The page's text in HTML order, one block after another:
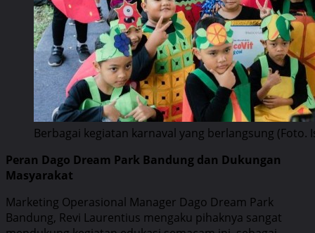
Berbagai kegiatan karnaval yang berlangsung (Foto.
Peran Dago Dream Park Bandung dan Dukungan
Masyarakat
Marketing Operasional Manager Dago Dream Park
Bandung, Revi Laurentius mengaku pihaknya sangat